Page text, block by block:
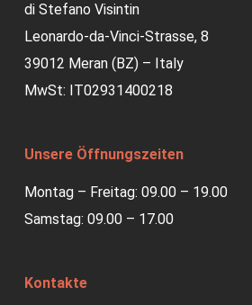
di Stefano Visintin
Leonardo-da-Vinci-Strasse, 8
39012 Meran (BZ) – Italy
MwSt: IT02931400218
Unsere Öffnungszeiten
Montag – Freitag: 09.00 – 19.00
Samstag: 09.00 – 17.00
Kontakte